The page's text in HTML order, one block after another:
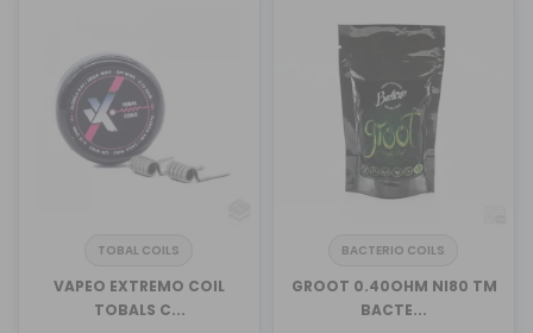
TOBAL COILS
VAPEO EXTREMO COIL
TOBALS C...
BACTERIO COILS
GROOT 0.40OHM NI80 TM
BACTE...